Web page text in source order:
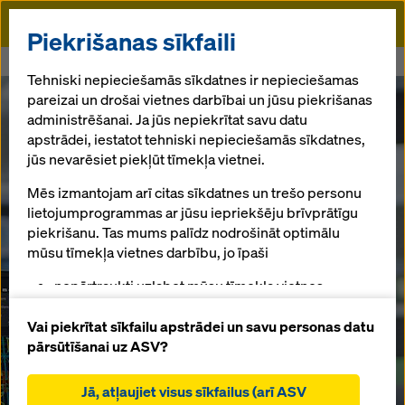
Doka
Piekrišanas sīkfaili
Tehniski nepieciešamās sīkdatnes ir nepieciešamas
pareizai un drošai vietnes darbībai un jūsu piekrišanas
administrēšanai. Ja jūs nepiekrītat savu datu
apstrādei, iestatot tehniski nepieciešamās sīkdatnes,
jūs nevarēsiet piekļūt tīmekļa vietnei.
Mēs izmantojam arī citas sīkdatnes un trešo personu
lietojumprogrammas ar jūsu iepriekšēju brīvprātīgu
piekrišanu. Tas mums palīdz nodrošināt optimālu
mūsu tīmekļa vietnes darbību, jo īpaši
nepārtraukti uzlabot mūsu tīmekļa vietnes
sīkdatnes),
atvieglot netraucētu iepirkšanās procesu,
un statistiskās sīkdatnes),
Vai piekrītat sīkfailu apstrādei un savu personas datu
pārsūtīšanai uz ASV?
Jā, atļaujiet visus sīkfailus (arī ASV